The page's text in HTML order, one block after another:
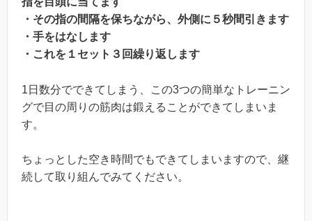
・その指の間隔を保ちながら、外側に５秒間引きます
・手をはなします
・これを１セット３回繰り返します
1日数分でできてしまう、この3つの簡単なトレーニン
グで目の周りの筋肉は鍛えることができてしまいま
す。
ちょっとした空き時間でもできてしまいますので、継
続して取り組んでみてください。